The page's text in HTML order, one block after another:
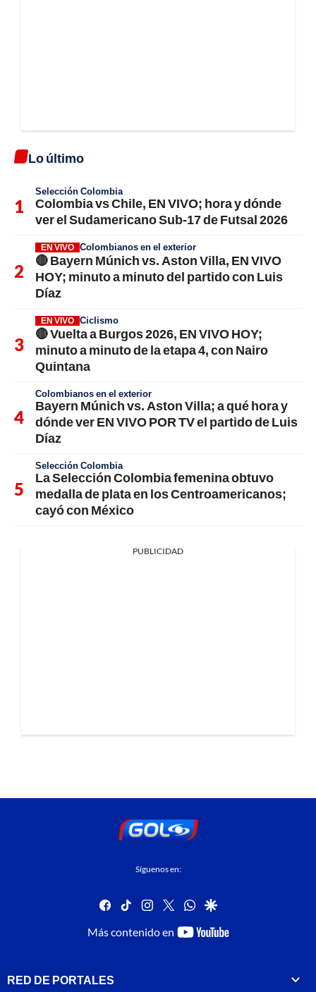
Lo último
Selección Colombia
Colombia vs Chile, EN VIVO; hora y dónde
ver el Sudamericano Sub-17 de Futsal 2026
EN VIVO Colombianos en el exterior
🔴 Bayern Múnich vs. Aston Villa, EN VIVO
HOY; minuto a minuto del partido con Luis
Díaz
EN VIVO Ciclismo
🔴 Vuelta a Burgos 2026, EN VIVO HOY;
minuto a minuto de la etapa 4, con Nairo
Quintana
Colombianos en el exterior
Bayern Múnich vs. Aston Villa; a qué hora y
dónde ver EN VIVO POR TV el partido de Luis
Díaz
Selección Colombia
La Selección Colombia femenina obtuvo
medalla de plata en los Centroamericanos;
cayó con México
PUBLICIDAD
Síguenos en:
facebook
tiktok instagram
twitterwhatsapp
google
Más contenido en
youtube-
RED DE PORTALES